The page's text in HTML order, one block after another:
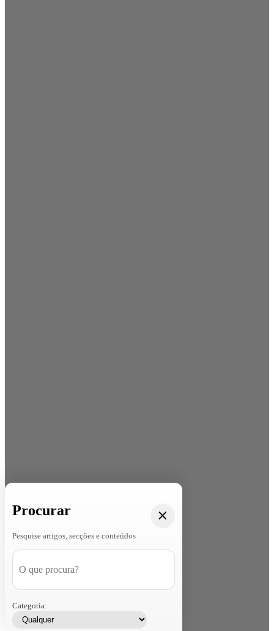
Procurar
Pesquise artigos, secções e conteúdos
Categoria: